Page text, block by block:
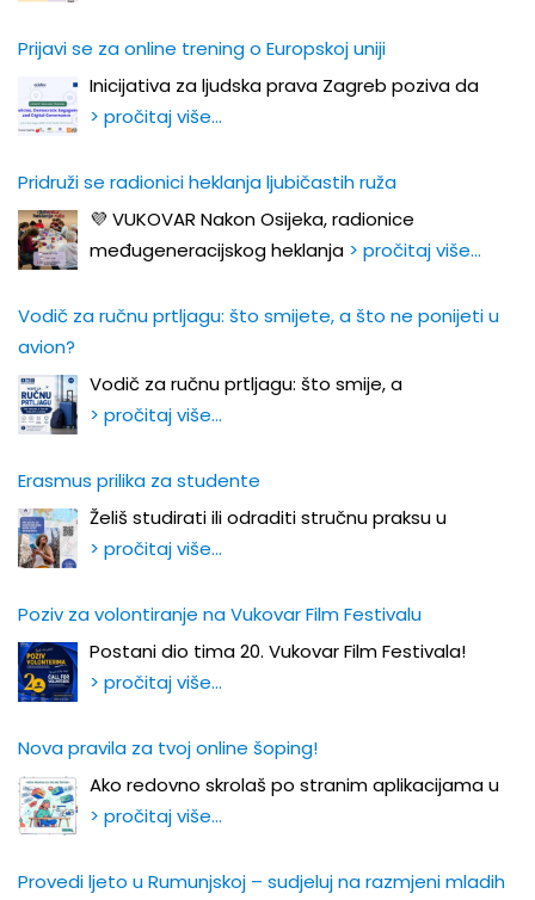
Prijavi se za online trening o Europskoj uniji
Inicijativa za ljudska prava Zagreb poziva da
> pročitaj više…
Pridruži se radionici heklanja ljubičastih ruža
💜 VUKOVAR Nakon Osijeka, radionice
međugeneracijskog heklanja > pročitaj više…
Vodič za ručnu prtljagu: što smijete, a što ne ponijeti u
avion?
Vodič za ručnu prtljagu: što smije, a
> pročitaj više…
Erasmus prilika za studente
Želiš studirati ili odraditi stručnu praksu u
> pročitaj više…
Poziv za volontiranje na Vukovar Film Festivalu
Postani dio tima 20. Vukovar Film Festivala!
> pročitaj više…
Nova pravila za tvoj online šoping!
Ako redovno skrolaš po stranim aplikacijama u
> pročitaj više…
Provedi ljeto u Rumunjskoj – sudjeluj na razmjeni mladih